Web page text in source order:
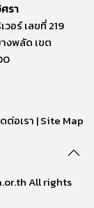
รา
วอร์ เลขที่ 219
งพลัด เขต
ต่อเรา |Site Map
All rights